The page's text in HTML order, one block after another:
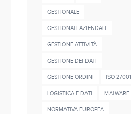
GESTIONALE
GESTIONALI AZIENDALI
GESTIONE ATTIVITÀ
GESTIONE DEI DATI
GESTIONE ORDINI ISO 27001
LOGISTICA E DATI MALWARE
NORMATIVA EUROPEA